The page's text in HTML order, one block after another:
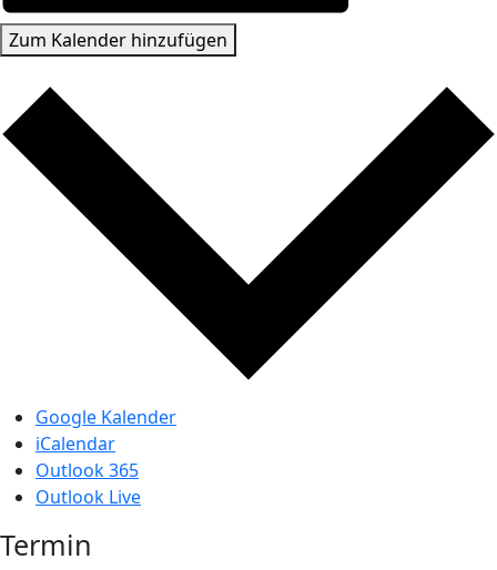
Zum Kalender hinzufügen
Google Kalender
iCalendar
Outlook 365
Outlook Live
Termin